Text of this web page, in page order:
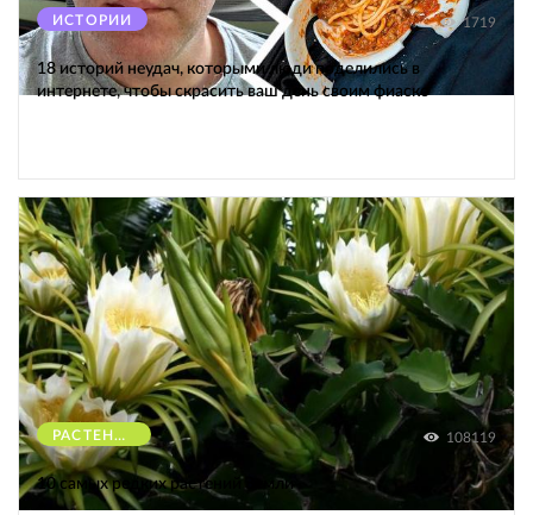
ИСТОРИИ 1719
18 историй неудач, которыми люди поделились в
интернете, чтобы скрасить ваш день своим фиаско
РАСТЕНИЯ 108119
10 самых редких растений Земли